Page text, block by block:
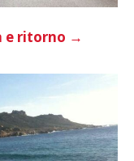
e ritorno